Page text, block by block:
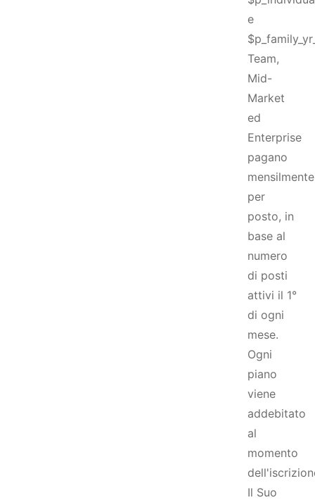
e
Team,
Mid-
Market
ed
Enterprise
pagano
mensilmente
per
posto, in
base al
numero
di posti
attivi il 1°
di ogni
mese.
Ogni
piano
viene
addebitato
al
momento
Il Suo